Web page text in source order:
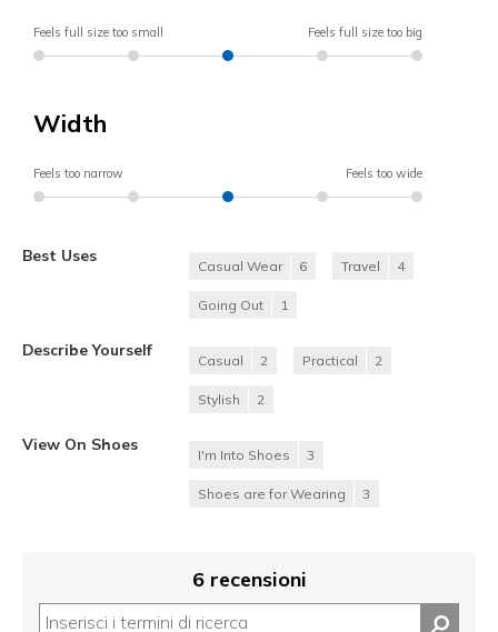
Feels full size too small Feels full size too big
Width
Feels too narrow Feels too wide
Best Uses
Casual Wear 6 Travel 4
Going Out 1
Describe Yourself
Casual 2 Practical 2
Stylish 2
View On Shoes
I'm Into Shoes 3
Shoes are for Wearing 3
6 recensioni